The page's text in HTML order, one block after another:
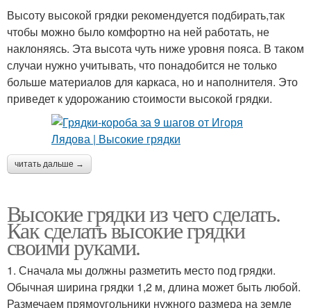
Высоту высокой грядки рекомендуется подбирать,так
чтобы можно было комфортно на ней работать, не
наклоняясь. Эта высота чуть ниже уровня пояса. В таком
случаи нужно учитывать, что понадобится не только
больше материалов для каркаса, но и наполнителя. Это
приведет к удорожанию стоимости высокой грядки.
читать дальше →
Высокие грядки из чего сделать.
Как сделать высокие грядки
своими руками.
1. Сначала мы должны разметить место под грядки.
Обычная ширина грядки 1,2 м, длина может быть любой.
Размечаем прямоугольники нужного размера на земле